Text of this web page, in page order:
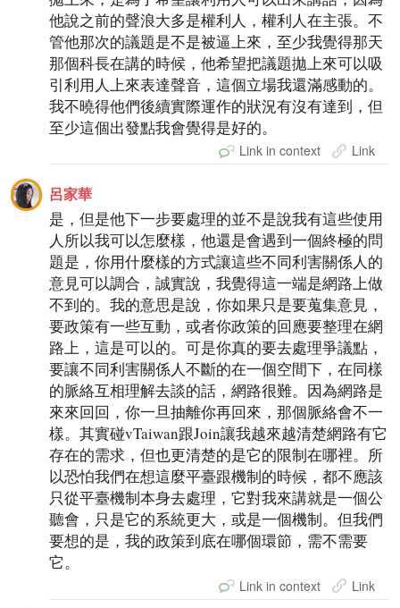
他說之前的聲浪大多是權利人，權利人在主張。不
管他那次的議題是不是被逼上來，至少我覺得那天
那個科長在講的時候，他希望把議題拋上來可以吸
引利用人上來表達聲音，這個立場我還滿感動的。
我不曉得他們後續實際運作的狀況有沒有達到，但
至少這個出發點我會覺得是好的。
Link in context Link
呂家華
是，但是他下一步要處理的並不是說我有這些使用
人所以我可以怎麼樣，他還是會遇到一個終極的問
題是，你用什麼樣的方式讓這些不同利害關係人的
意見可以調合，誠實說，我覺得這一端是網路上做
不到的。我的意思是說，你如果只是要蒐集意見，
要政策有一些互動，或者你政策的回應要整理在網
路上，這是可以的。可是你真的要去處理爭議點，
要讓不同利害關係人不斷的在一個空間下，在同樣
的脈絡互相理解去談的話，網路很難。因為網路是
來來回回，你一旦抽離你再回來，那個脈絡會不一
樣。其實碰vTaiwan跟Join讓我越來越清楚網路有它
存在的需求，但也更清楚的是它的限制在哪裡。所
以恐怕我們在想這麼平臺跟機制的時候，都不應該
只從平臺機制本身去處理，它對我來講就是一個公
聽會，只是它的系統更大，或是一個機制。但我們
要想的是，我的政策到底在哪個環節，需不需要
它。
Link in context Link